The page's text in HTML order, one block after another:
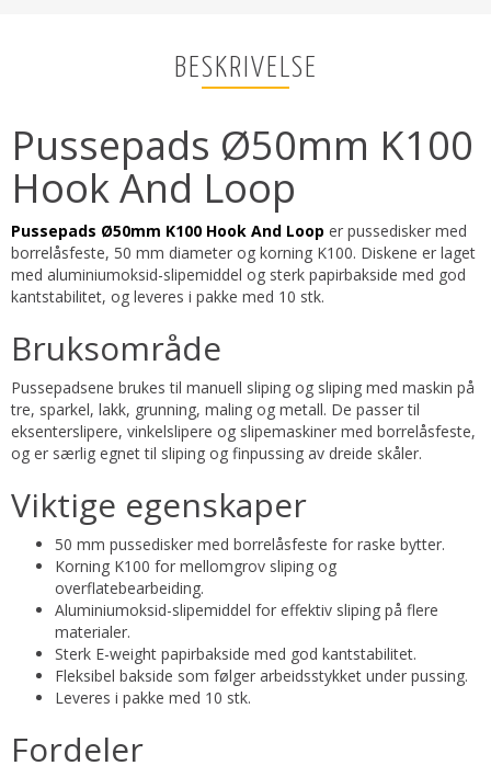
BESKRIVELSE
Pussepads Ø50mm K100
Hook And Loop
Pussepads Ø50mm K100 Hook And Loop er pussedisker med
borrelåsfeste, 50 mm diameter og korning K100. Diskene er laget
med aluminiumoksid-slipemiddel og sterk papirbakside med god
kantstabilitet, og leveres i pakke med 10 stk.
Bruksområde
Pussepadsene brukes til manuell sliping og sliping med maskin på
tre, sparkel, lakk, grunning, maling og metall. De passer til
eksenterslipere, vinkelslipere og slipemaskiner med borrelåsfeste,
og er særlig egnet til sliping og finpussing av dreide skåler.
Viktige egenskaper
50 mm pussedisker med borrelåsfeste for raske bytter.
Korning K100 for mellomgrov sliping og
overflatebearbeiding.
Aluminiumoksid-slipemiddel for effektiv sliping på flere
materialer.
Sterk E-weight papirbakside med god kantstabilitet.
Fleksibel bakside som følger arbeidsstykket under pussing.
Leveres i pakke med 10 stk.
Fordeler